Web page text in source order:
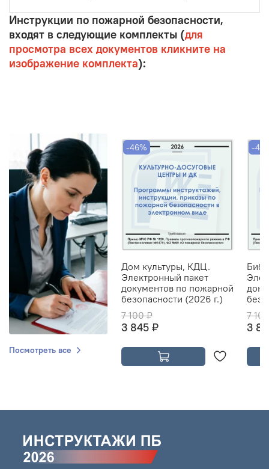
Инструкции по пожарной безопасности,
входят в следующие комплекты (для
просмотра всех документов кликните на
изображение комплекта):
Посмотреть все
-46%
Дом культуры, КДЦ.
Электронный пакет
документов по пожарной
безопасности (2026 г.)
7 100 ₽
3 845 ₽
-
7
3